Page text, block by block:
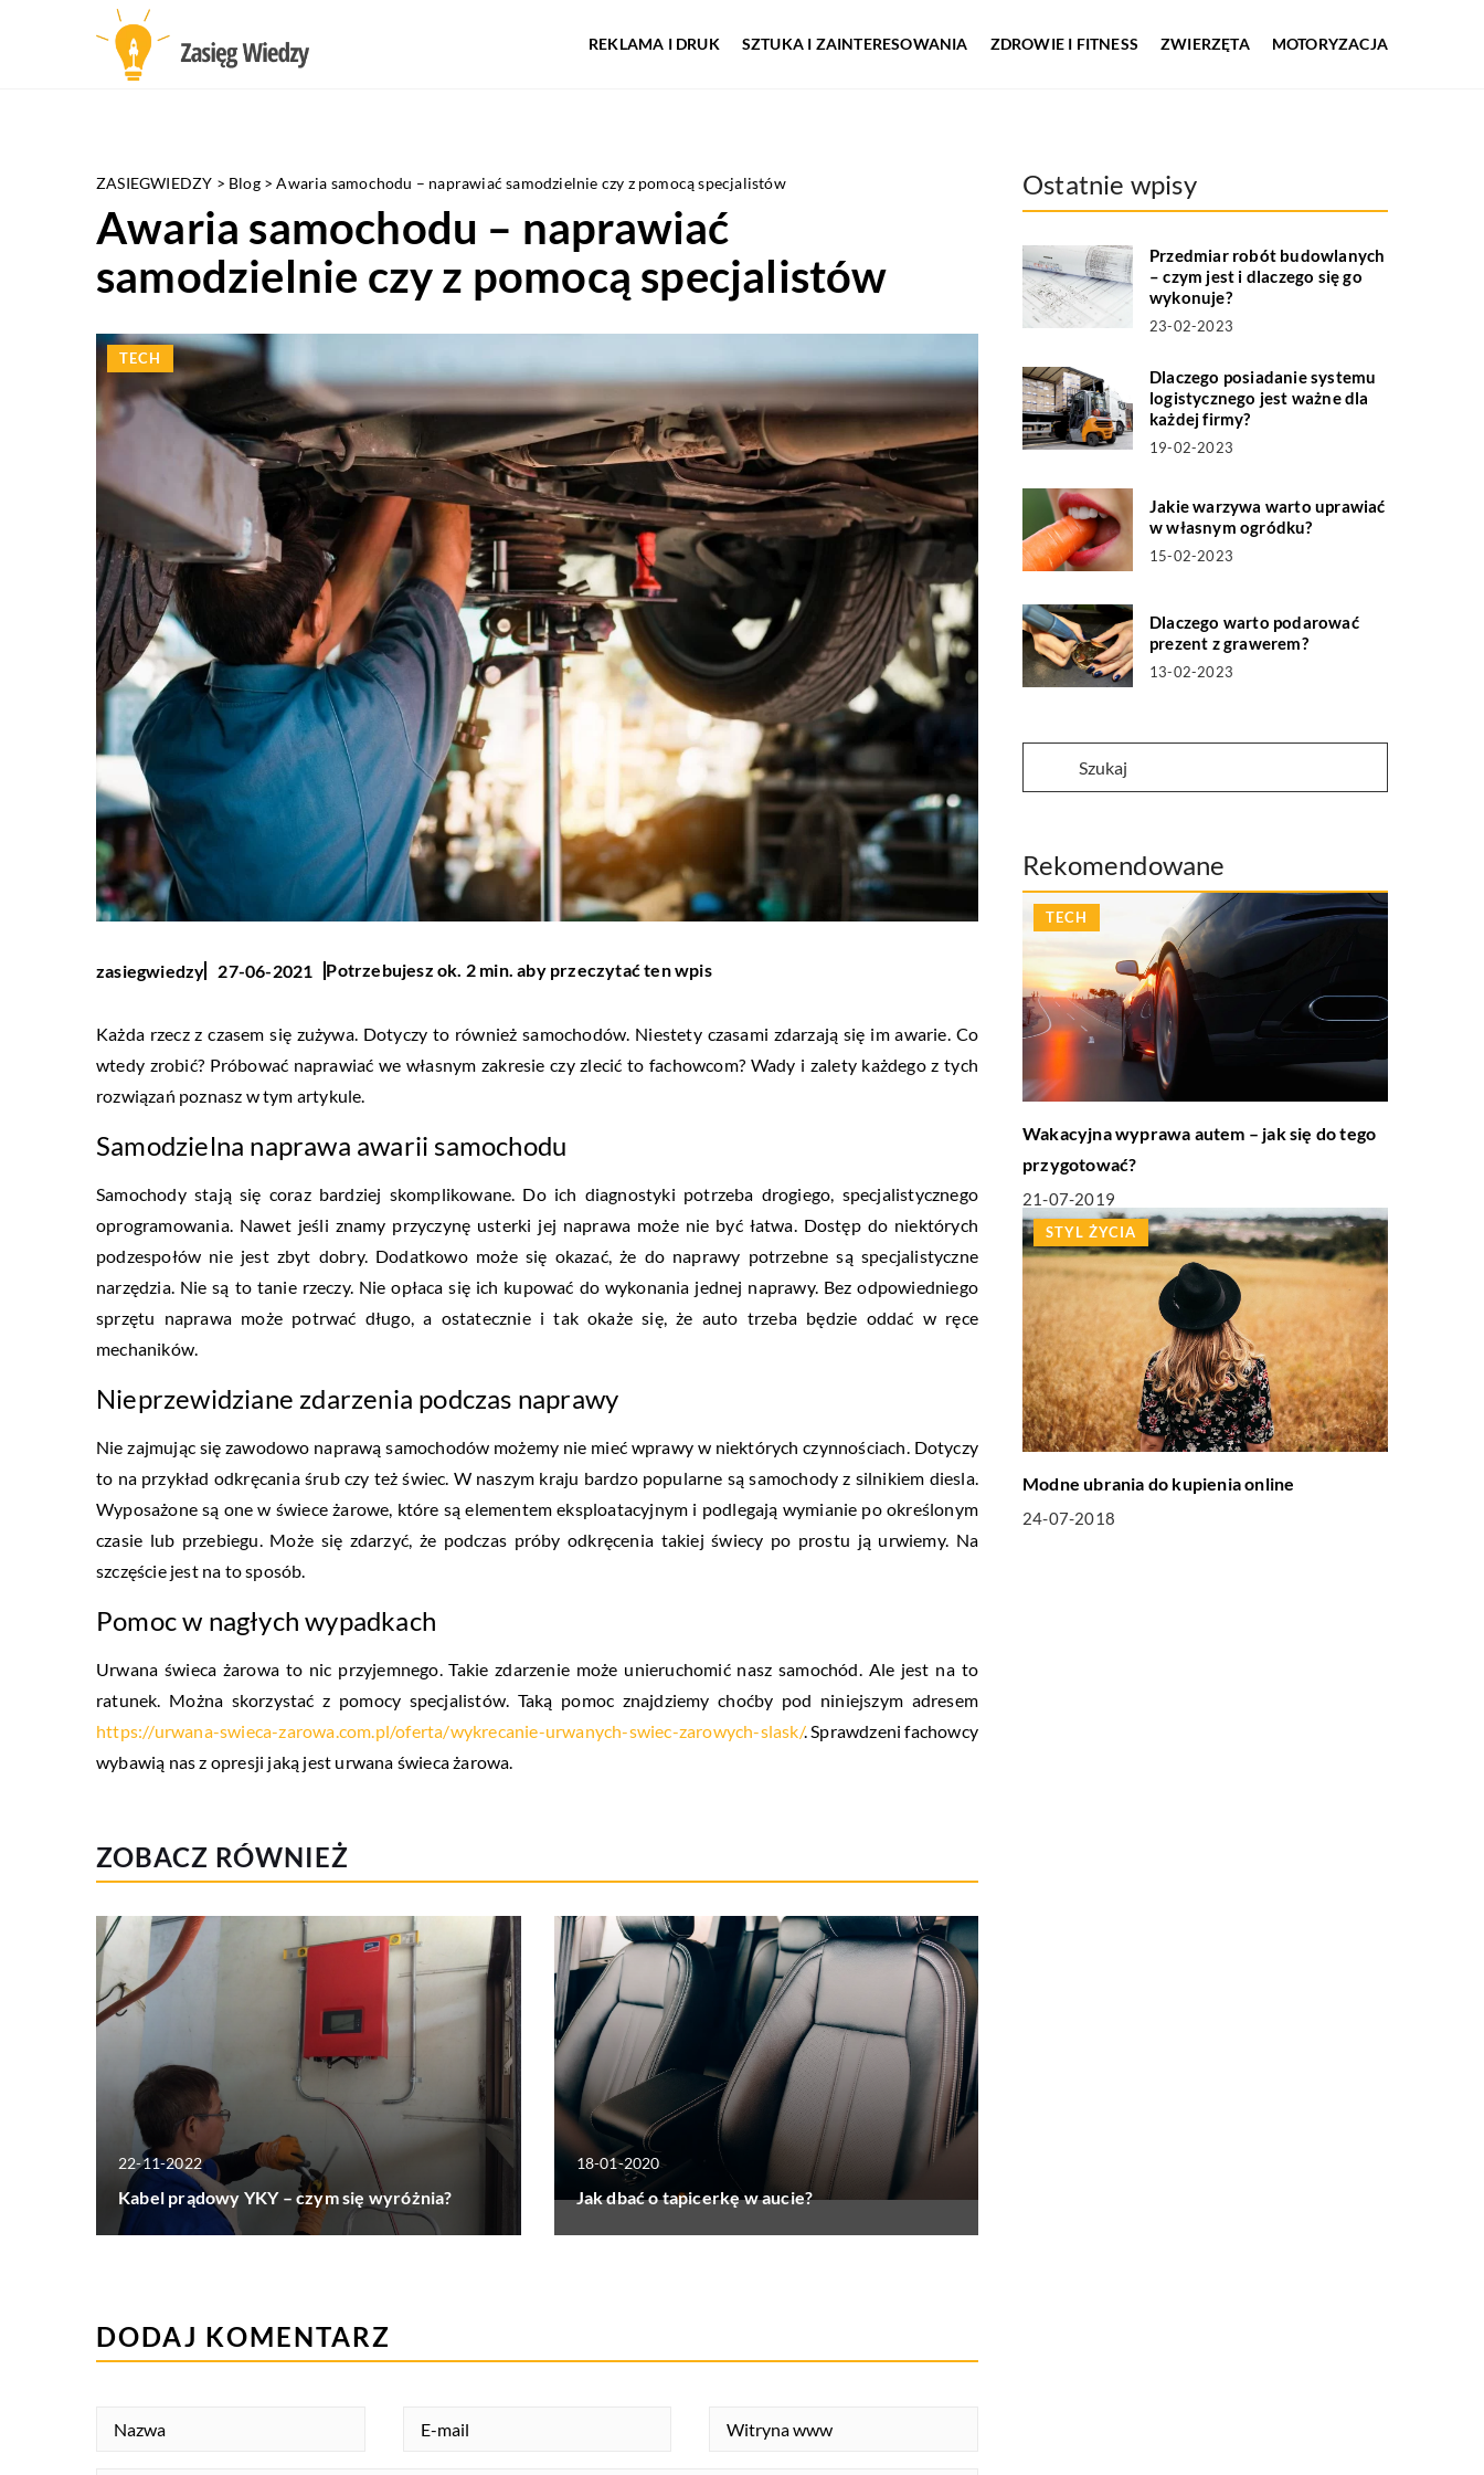
REKLAMA I DRUK SZTUKA I ZAINTERESOWANIA ZDROWIE I FITNESS ZWIERZĘTA MOTORYZACJA
ZASIEGWIEDZY > Blog>Awaria samochodu – naprawiać samodzielnie czy z pomocą specjalistów
Awaria samochodu – naprawiać
samodzielnie czy z pomocą specjalistów
TECH
zasiegwiedzy 27-06-2021 Potrzebujesz ok. 2 min. aby przeczytać ten wpis
Każda rzecz z czasem się zużywa. Dotyczy to również samochodów. Niestety czasami zdarzają się im awarie. Co
wtedy zrobić? Próbować naprawiać we własnym zakresie czy zlecić to fachowcom? Wady i zalety każdego z tych
rozwiązań poznasz w tym artykule.
Samodzielna naprawa awarii samochodu
Samochody stają się coraz bardziej skomplikowane. Do ich diagnostyki potrzeba drogiego, specjalistycznego
oprogramowania. Nawet jeśli znamy przyczynę usterki jej naprawa może nie być łatwa. Dostęp do niektórych
podzespołów nie jest zbyt dobry. Dodatkowo może się okazać, że do naprawy potrzebne są specjalistyczne
narzędzia. Nie są to tanie rzeczy. Nie opłaca się ich kupować do wykonania jednej naprawy. Bez odpowiedniego
sprzętu naprawa może potrwać długo, a ostatecznie i tak okaże się, że auto trzeba będzie oddać w ręce
mechaników.
Nieprzewidziane zdarzenia podczas naprawy
Nie zajmując się zawodowo naprawą samochodów możemy nie mieć wprawy w niektórych czynnościach. Dotyczy
to na przykład odkręcania śrub czy też świec. W naszym kraju bardzo popularne są samochody z silnikiem diesla.
Wyposażone są one w świece żarowe, które są elementem eksploatacyjnym i podlegają wymianie po określonym
czasie lub przebiegu. Może się zdarzyć, że podczas próby odkręcenia takiej świecy po prostu ją urwiemy. Na
szczęście jest na to sposób.
Pomoc w nagłych wypadkach
Urwana świeca żarowa to nic przyjemnego. Takie zdarzenie może unieruchomić nasz samochód. Ale jest na to
ratunek. Można skorzystać z pomocy specjalistów. Taką pomoc znajdziemy choćby pod niniejszym adresem
https://urwana-swieca-zarowa.com.pl/oferta/wykrecanie-urwanych-swiec-zarowych-slask/. Sprawdzeni fachowcy
wybawią nas z opresji jaką jest urwana świeca żarowa.
ZOBACZ RÓWNIEŻ
22-11-2022
Kabel prądowy YKY – czym się wyróżnia?
18-01-2020
Jak dbać o tapicerkę w aucie?
Ostatnie wpisy
Przedmiar robót budowlanych
– czym jest i dlaczego się go
wykonuje?
23-02-2023
Dlaczego posiadanie systemu
logistycznego jest ważne dla
każdej firmy?
19-02-2023
Jakie warzywa warto uprawiać
w własnym ogródku?
15-02-2023
Dlaczego warto podarować
prezent z grawerem?
13-02-2023
Rekomendowane
TECH
Wakacyjna wyprawa autem – jak się do tego
przygotować?
21-07-2019
STYL ŻYCIA
Modne ubrania do kupienia online
24-07-2018
DODAJ KOMENTARZ